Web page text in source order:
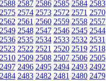
2588 2587 2586 2585 2584 2583
2575 2574 2573 2572 2571 2570
2562 2561 2560 2559 2558 2557
2549 2548 2547 2546 2545 2544
2536 2535 2534 2533 2532 2531
2523 2522 2521 2520 2519 2518
2510 2509 2508 2507 2506 2505
2497 2496 2495 2494 2493 2492
2484 2483 2482 2481 2480 2479